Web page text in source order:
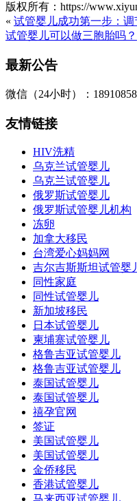
版权所有：https://
« 试管婴儿成功第一步：
试管婴儿可以做三胞胎吗？
最新公告
微信（24小时）：
友情链接
HIV洗精
乌克兰试管婴儿
乌克兰试管婴儿
俄罗斯试管婴儿
俄罗斯试管婴儿机构
冻卵
加拿大移民
台湾爱心妈妈网
吉尔吉斯斯坦试管婴
同性家庭
同性试管婴儿
新加坡移民
日本试管婴儿
柬埔寨试管婴儿
格鲁吉亚试管婴儿
格鲁吉亚试管婴儿
泰国试管婴儿
泰国试管婴儿
禧孕官网
签证
美国试管婴儿
美国试管婴儿
金侨移民
香港试管婴儿